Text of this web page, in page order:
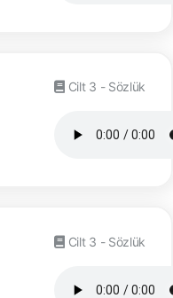
Cilt 3 - Sözlük
Cilt 3 - Sözlük